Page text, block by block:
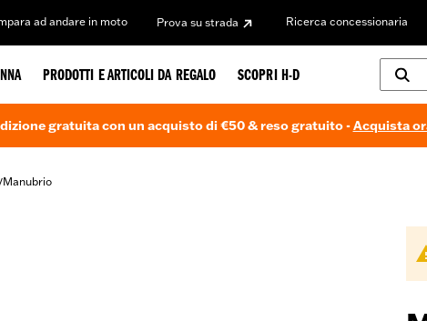
ad andare in moto Prova su strada Ricerca concessionaria
PRODOTTI E ARTICOLI DA REGALO SCOPRI H-D
gratuita con un acquisto di €50 & reso gratuito -Acquista
/Manubrio